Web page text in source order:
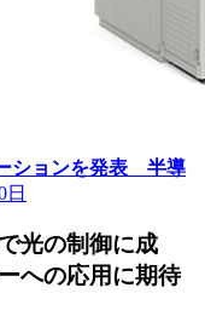
ションを発表 半導
日
光の制御に成
への応用に期待